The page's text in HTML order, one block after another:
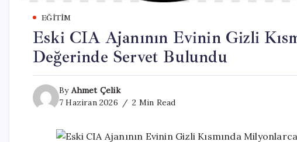
EĞITIM
Eski CIA Ajanının Evinin Gizli
Değerinde Servet Bulundu
By Ahmet Çelik
7 Haziran 2026
2 Min Read